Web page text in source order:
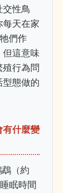
性鳥
每天在家
們作
但這意味
殖行為問
型態做的
有什麼變
（約
眠時間